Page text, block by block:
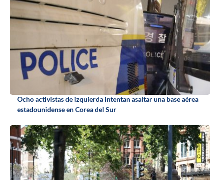
Ocho activistas de izquierda intentan asaltar una base aérea
estadounidense en Corea del Sur